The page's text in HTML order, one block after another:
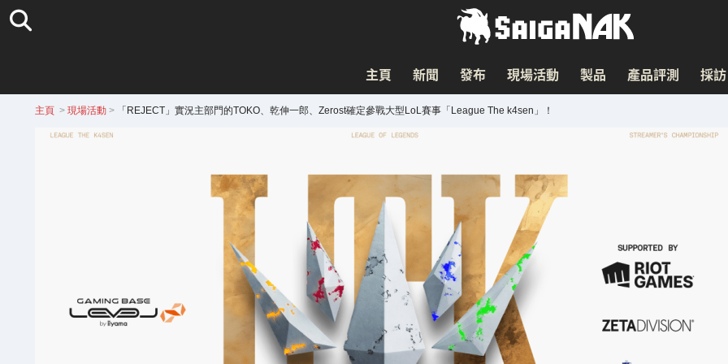
主頁 新聞 發布 現場活動 製品 產品評測 採訪
主頁 > 現場活動> 「REJECT」實況主部門的TOKO、乾伸一郎、Zerost確定參戰大型LoL賽事「League The k4sen」！